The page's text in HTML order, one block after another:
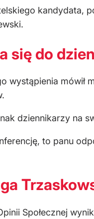
kandydata,
się do
wystąpienia mówił
dziennikarzy na
to panu
Społecznej